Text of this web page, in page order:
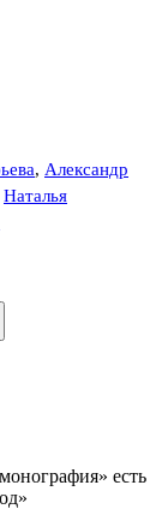
, Александр
Наталья
есть